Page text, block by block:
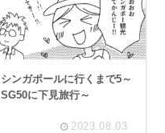
シンガポールに行くまで5～
SG50に下見旅行～
2023.08.03